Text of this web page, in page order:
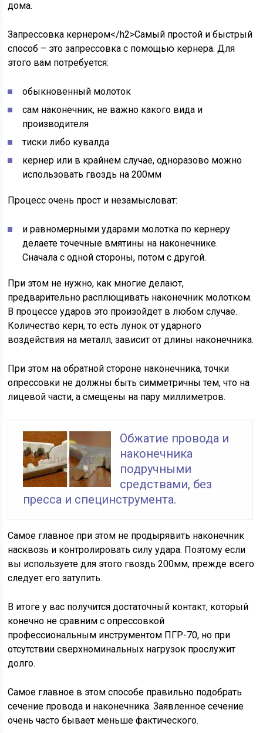
дома.
Запрессовка кернером</h2>Самый простой и быстрый
способ – это запрессовка с помощью кернера. Для
этого вам потребуется:
обыкновенный молоток
сам наконечник, не важно какого вида и
производителя
тиски либо кувалда
кернер или в крайнем случае, одноразово можно
использовать гвоздь на 200мм
Процесс очень прост и незамысловат:
и равномерными ударами молотка по кернеру
делаете точечные вмятины на наконечнике.
Сначала с одной стороны, потом с другой.
При этом не нужно, как многие делают,
предварительно расплющивать наконечник молотком.
В процессе ударов это произойдет в любом случае.
Количество керн, то есть лунок от ударного
воздействия на металл, зависит от длины наконечника.
При этом на обратной стороне наконечника, точки
опрессовки не должны быть симметричны тем, что на
лицевой части, а смещены на пару миллиметров.
Обжатие провода и
наконечника
подручными
средствами, без
пресса и специнструмента.
Самое главное при этом не продырявить наконечник
насквозь и контролировать силу удара. Поэтому если
вы используете для этого гвоздь 200мм, прежде всего
следует его затупить.
В итоге у вас получится достаточный контакт, который
конечно не сравним с опрессовкой
профессиональным инструментом ПГР-70, но при
отсутствии сверхноминальных нагрузок прослужит
долго.
Самое главное в этом способе правильно подобрать
сечение провода и наконечника. Заявленное сечение
очень часто бывает меньше фактического.